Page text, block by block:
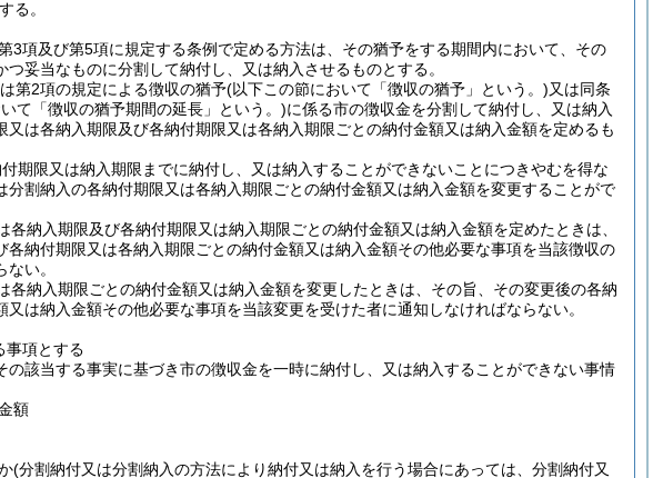
る。
3項及び第5項に規定する条例で定める方法は、その猶予をする期間内において、その
妥当なものに分割して納付し、又は納入させるものとする。
第2項の規定による徴収の猶予(以下この節において「徴収の猶予」という。)又は同条
て「徴収の猶予期間の延長」という。)に係る市の徴収金を分割して納付し、又は納入
は各納入期限及び各納付期限又は各納入期限ごとの納付金額又は納入金額を定めるも
期限又は納入期限までに納付し、又は納入することができないことにつきやむを得な
分割納入の各納付期限又は各納入期限ごとの納付金額又は納入金額を変更することがで
納入期限及び各納付期限又は納入期限ごとの納付金額又は納入金額を定めたときは、
納付期限又は各納入期限ごとの納付金額又は納入金額その他必要な事項を当該徴収の
い。
納入期限ごとの納付金額又は納入金額を変更したときは、その旨、その変更後の各納
は納入金額その他必要な事項を当該変更を受けた者に通知しなければならない。
事項とする
該当する事実に基づき市の徴収金を一時に納付し、又は納入することができない事情
額
(分割納付又は分割納入の方法により納付又は納入を行う場合にあっては、分割納付又